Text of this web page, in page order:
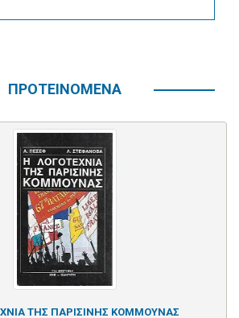
ΠΡΟΤΕΙΝΟΜΕΝΑ
ΤΗΣ ΠΑΡΙΣΙΝΗΣ ΚΟΜΜΟΥΝΑΣ